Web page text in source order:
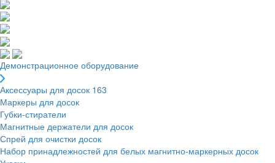
Демонстрационное оборудование
Аксессуары для досок 163
Маркеры для досок
Губки-стиратели
Магнитные держатели для досок
Спрей для очистки досок
Набор принадлежностей для белых магнитно-маркерных досок